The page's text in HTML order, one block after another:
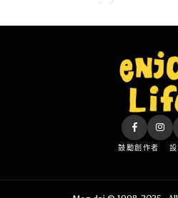
鼓勵創作者